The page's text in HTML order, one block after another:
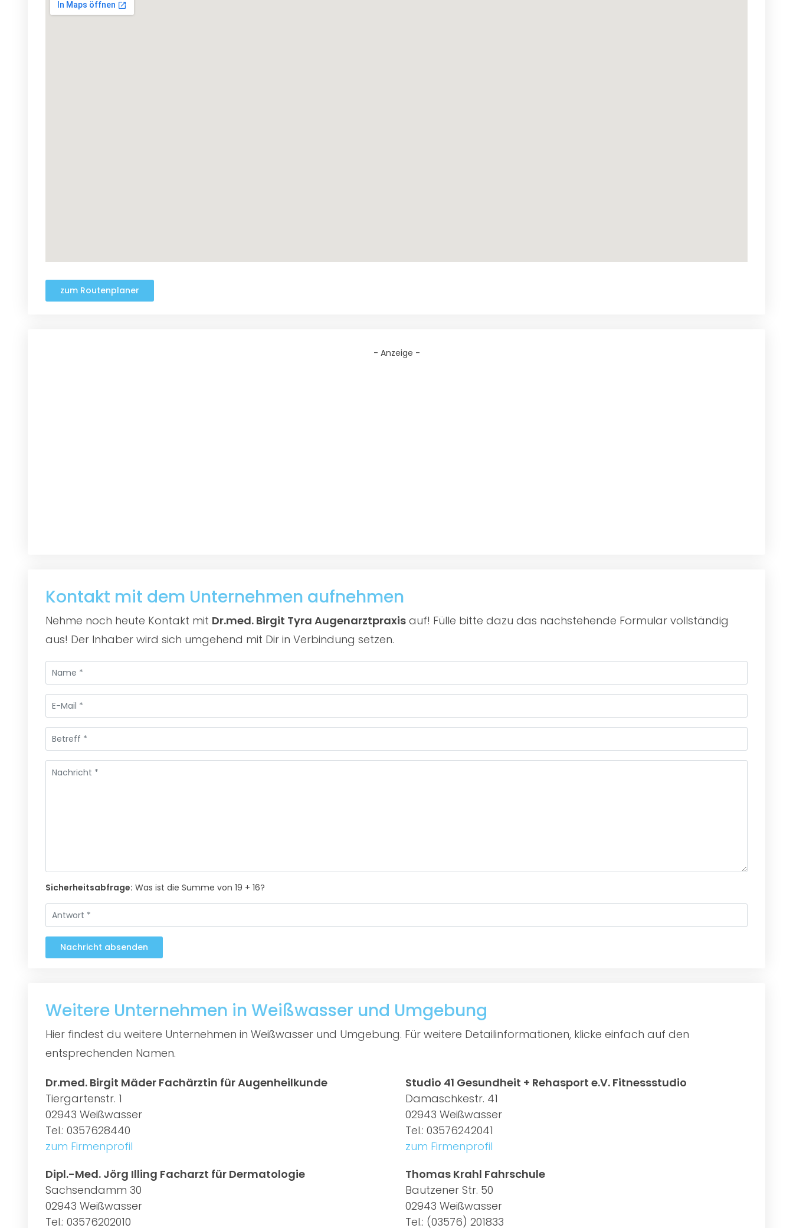
zum Routenplaner
- Anzeige -
Kontakt mit dem Unternehmen aufnehmen
Nehme noch heute Kontakt mit Dr.med. Birgit Tyra Augenarztpraxis auf! Fülle bitte dazu das nachstehende Formular vollständig
aus! Der Inhaber wird sich umgehend mit Dir in Verbindung setzen.
Sicherheitsabfrage: Was ist die Summe von 19 + 16?
Nachricht absenden
Weitere Unternehmen in Weißwasser und Umgebung
Hier findest du weitere Unternehmen in Weißwasser und Umgebung. Für weitere Detailinformationen, klicke einfach auf den
entsprechenden Namen.
Dr.med. Birgit Mäder Fachärztin für Augenheilkunde
Tiergartenstr. 1
02943 Weißwasser
Tel.: 0357628440
zum Firmenprofil
Studio 41 Gesundheit + Rehasport e.V. Fitnessstudio
Damaschkestr. 41
02943 Weißwasser
Tel.: 03576242041
zum Firmenprofil
Dipl.-Med. Jörg Illing Facharzt für Dermatologie
Sachsendamm 30
02943 Weißwasser
Tel.: 03576202010
Thomas Krahl Fahrschule
Bautzener Str. 50
02943 Weißwasser
Tel.: (03576) 201833